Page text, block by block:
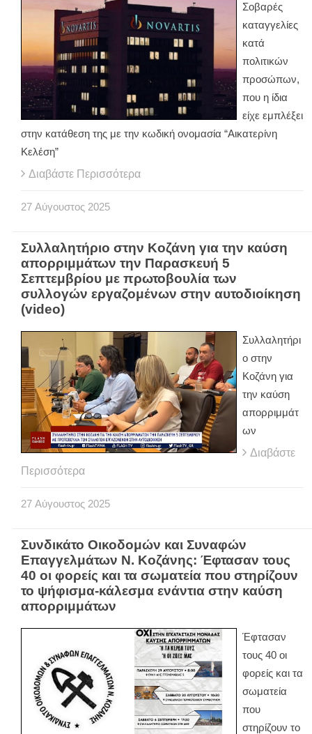
Σοβαρές
καταγγελίες
κατά
πολιτικών
προσώπων,
που η ίδια
είχε εμπλέξει
στην κατάθεση της με την κωδική ονομασία “Αικατερίνη
Κελέση”
Διαβάστε Περισσότερα
27 Αύγουστος 2025
Συλλαλητήριο στην Κοζάνη για την καύση
απορριμμάτων την Παρασκευή 5
Σεπτεμβρίου με πρωτοβουλία των
συλλογών εργαζομένων στην αυτοδιοίκηση
(video)
Συλλαλητήρι
ο στην
Κοζάνη για
την καύση
απορριμμάτ
ων
Διαβάστε
Περισσότερα
27 Αύγουστος 2025
Συνδικάτο Οικοδομών και Συναφών
Επαγγελμάτων Ν. Κοζάνης: Έφτασαν τους
40 οι φορείς και τα σωματεία που στηρίζουν
το ψήφισμα-κάλεσμα ενάντια στην καύση
απορριμμάτων
Έφτασαν
τους 40 οι
φορείς και τα
σωματεία
που
στηρίζουν το